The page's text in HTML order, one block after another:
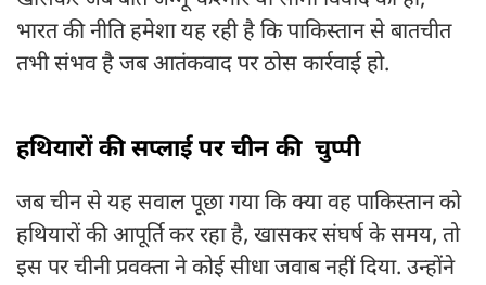
भारत की नीति हमेशा यह रही है कि पाकिस्तान से बातचीत
तभी संभव है जब आतंकवाद पर ठोस कार्रवाई हो.
हथियारों की सप्लाई पर चीन की चुप्पी
जब चीन से यह सवाल पूछा गया कि क्या वह पाकिस्तान को
हथियारों की आपूर्ति कर रहा है, खासकर संघर्ष के समय, तो
इस पर चीनी प्रवक्ता ने कोई सीधा जवाब नहीं दिया. उन्होंने